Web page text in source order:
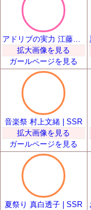
拡大画像を見る
ガールページを見る
音楽祭 村上文緒 | SSR
拡大画像を見る
ガールページを見る
夏祭り 真白透子 | SSR